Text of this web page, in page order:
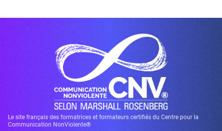
Le site français des formatrices et formateurs certifiés du Centre pour la
Communication NonViolente®